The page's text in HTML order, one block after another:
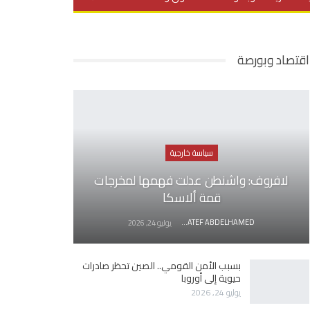
اقتصاد وبورصة
سياسة خارجية
لافروف: واشنطن عدلت فهمها لمخرجات
قمة ألاسكا
AWATEF ABDELHAMED يوليو 24, 2026
بسبب الأمن القومي.. الصين تحظر صادرات
حيوية إلى أوروبا
يوليو 24, 2026